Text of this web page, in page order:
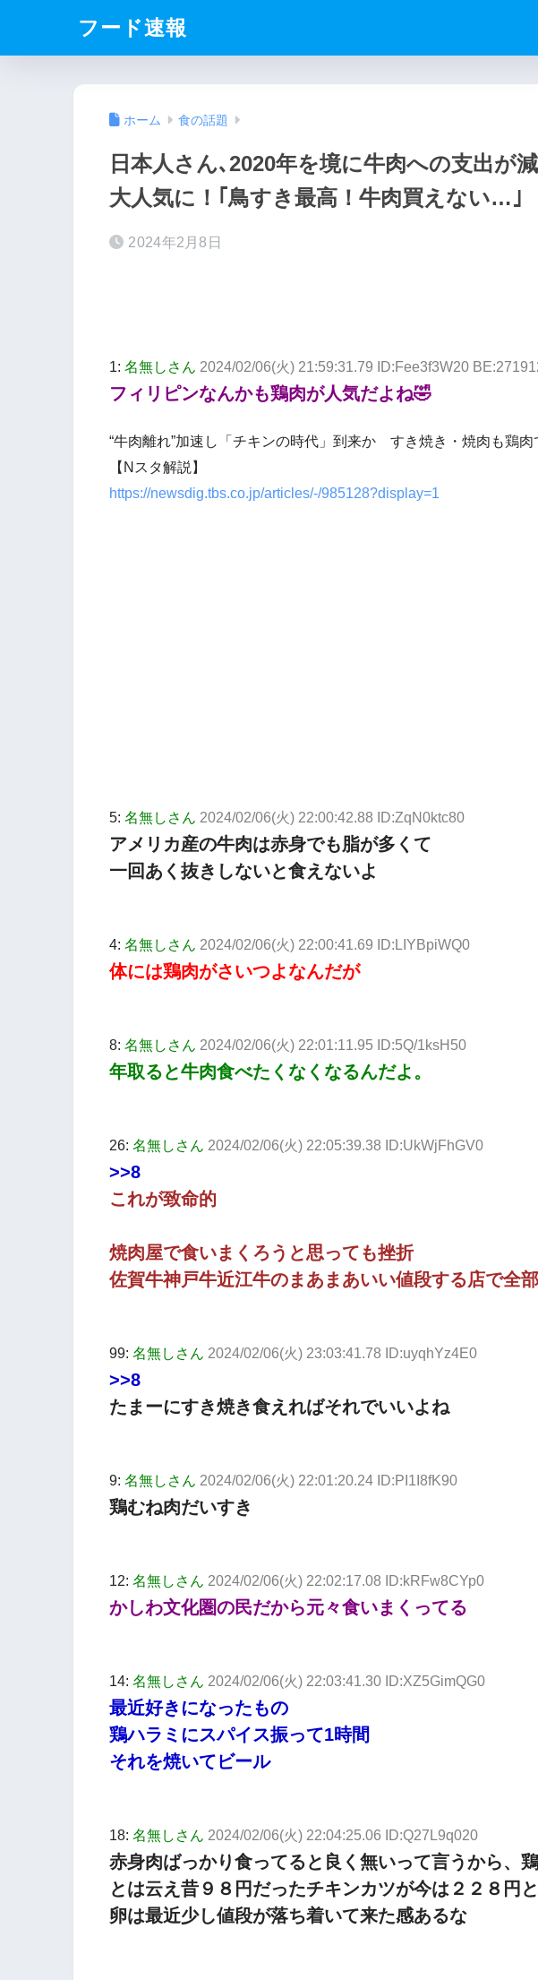
フード速報
ホーム 食の話題
日本人さん､2020年を境に牛肉への支出が
大人気に！｢鳥すき最高！牛肉買えない…｣
2024年2月8日
1: 名無しさん 2024/02/06(火) 21:59:31.79 ID:Fee3f3W20
フィリピンなんかも鶏肉が人気だよね🤣
“牛肉離れ”加速し「チキンの時代」到来か すき焼き・焼肉も鶏
【Nスタ解説】
https://newsdig.tbs.co.jp/articles/-/985128?display=1
5: 名無しさん 2024/02/06(火) 22:00:42.88 ID:ZqN0ktc80
アメリカ産の牛肉は赤身でも脂が多くて
一回あく抜きしないと食えないよ
4: 名無しさん 2024/02/06(火) 22:00:41.69 ID:LIYBpiWQ0
体には鶏肉がさいつよなんだが
8: 名無しさん 2024/02/06(火) 22:01:11.95 ID:5Q/1ksH50
年取ると牛肉食べたくなくなるんだよ。
26: 名無しさん 2024/02/06(火) 22:05:39.38 ID:UkWjFhGV0
>>8
これが致命的
焼肉屋で食いまくろうと思っても挫折
佐賀牛神戸牛近江牛のまあまあいい値段する店で全
99: 名無しさん 2024/02/06(火) 23:03:41.78 ID:uyqhYz4E0
>>8
たまーにすき焼き食えればそれでいいよね
9: 名無しさん 2024/02/06(火) 22:01:20.24 ID:PI1I8fK90
鶏むね肉だいすき
12: 名無しさん 2024/02/06(火) 22:02:17.08 ID:kRFw8CYp0
かしわ文化圏の民だから元々食いまくってる
14: 名無しさん 2024/02/06(火) 22:03:41.30 ID:XZ5GimQG0
最近好きになったもの
鶏ハラミにスパイス振って1時間
それを焼いてビール
18: 名無しさん 2024/02/06(火) 22:04:25.06 ID:Q27L9q020
赤身肉ばっかり食ってると良く無いって言うから、
とは云え昔９８円だったチキンカツが今は２２８円
卵は最近少し値段が落ち着いて来た感あるな